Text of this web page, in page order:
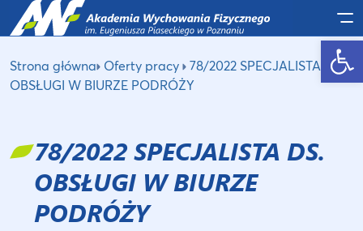
Otwórz pasek narzędzi
Strona główna Oferty pracy
78/2022 SPECJALISTA DS.
OBSŁUGI W BIURZE PODRÓŻY
78/2022 SPECJALISTA DS.
OBSŁUGI W BIURZE
PODRÓŻY